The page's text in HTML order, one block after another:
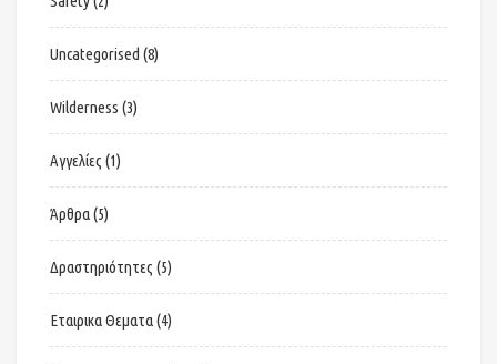
Uncategorised (8)
Wilderness (3)
Αγγελίες (1)
Άρθρα(5)
Δραστηριότητες (5)
Εταιρικα Θεματα(4)